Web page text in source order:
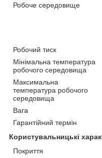
Робоче середовище
Робочий тиск
Мінімальна температура
робочого середовища
Максимальна
температура робочого
середовища
Вага
Гарантійний термін
Користувальницькі
Покриття